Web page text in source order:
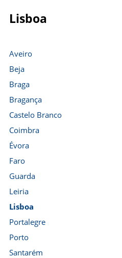
Lisboa
Aveiro
Beja
Braga
Bragança
Castelo Branco
Coimbra
Évora
Faro
Guarda
Leiria
Lisboa
Portalegre
Porto
Santarém